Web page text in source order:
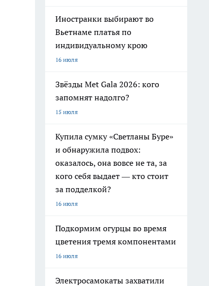
Иностранки выбирают во
Вьетнаме платья по
индивидуальному крою
16 июля
Звёзды Met Gala 2026: кого
запомнят надолго?
15 июля
Купила сумку «Светланы Буре»
и обнаружила подвох:
оказалось, она вовсе не та, за
кого себя выдает — кто стоит
за подделкой?
16 июля
Подкормим огурцы во время
цветения тремя компонентами
16 июля
Электросамокаты захватили